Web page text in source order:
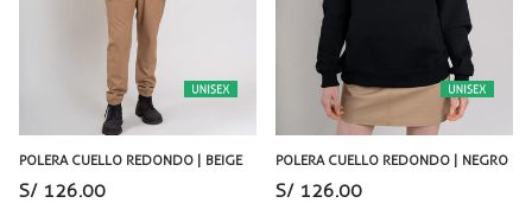
POLERA CUELLO REDONDO | BEIGE
S/ 126.00
POLERA CUELLO REDONDO | NEGRO
S/ 126.00